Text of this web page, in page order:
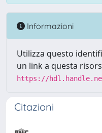
Informazioni
Utilizza questo
un link a questa
https://
Citazioni